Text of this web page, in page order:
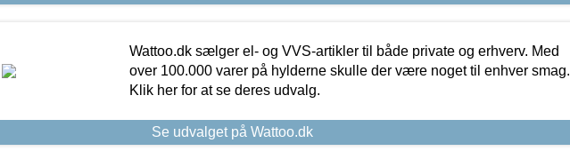
Wattoo.dk sælger el- og VVS-artikler til både private og erhverv. Med
over 100.000 varer på hylderne skulle der være noget til enhver smag.
Klik her for at se deres udvalg.
Se udvalget på Wattoo.dk